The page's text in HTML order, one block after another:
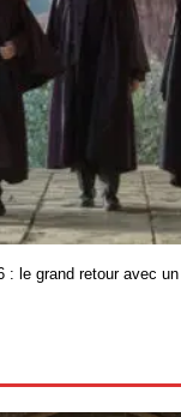
: le grand retour avec